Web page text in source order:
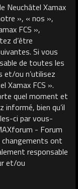
Neuchâtel Xamax
», « nos »,
FCS »,
d’être
Si vous
de toutes les
et/ou n’utilisez
Xamax FCS ».
quel moment et
bien qu’il
ci par vous-
- Forum
changements ont
responsable
et/ou